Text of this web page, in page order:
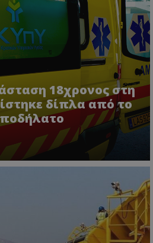
18χρονος στη
δίπλα από το